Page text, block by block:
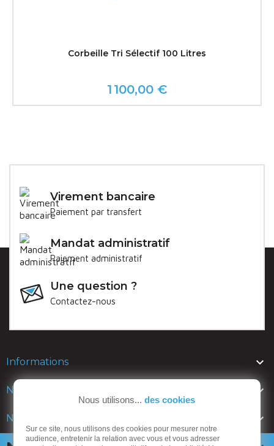
Corbeille Tri Sélectif 100 Litres
Prix
1 100,00 €
Virement bancaire
Paiement par transfert
Mandat administratif
Paiement administratif
Une question ?
Contactez-nous
Informations 
Nos lignes 
Nos catalogues 
Nous utilisons... des cookies
Sur ce site, nous utilisons des cookies pour mesurer notre
audience, entretenir la relation avec vous et vous adresser